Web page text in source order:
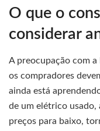
O que o
considerar
A preocupação com
os compradores
ainda está
de um elétrico usado,
preços para baixo,